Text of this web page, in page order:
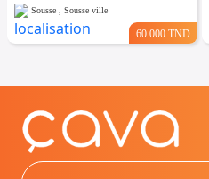
Sousse , Sousse ville
60.000 TND